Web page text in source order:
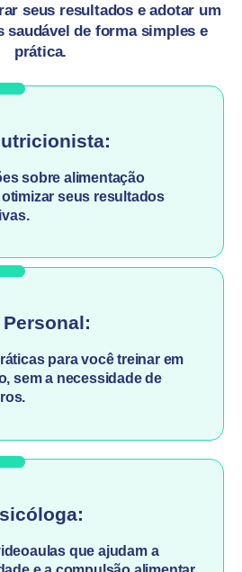
seus resultados e adotar um
saudável de forma simples e
prática.
sobre alimentação
seus resultados
para você treinar em
sem a necessidade de
que ajudam a